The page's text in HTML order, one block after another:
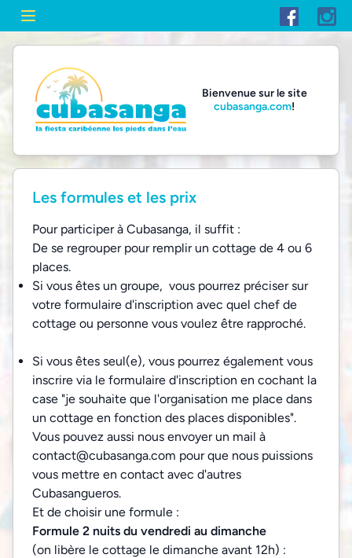
Bienvenue sur le site
cubasanga.com!
Les formules et les prix
Pour participer à Cubasanga, il suffit :
De se regrouper pour remplir un cottage de 4 ou 6
places.
Si vous êtes un groupe, vous pourrez préciser sur
votre formulaire d'inscription avec quel chef de
cottage ou personne vous voulez être rapproché.
Si vous êtes seul(e), vous pourrez également vous
inscrire via le formulaire d'inscription en cochant la
case "je souhaite que l'organisation me place dans
un cottage en fonction des places disponibles".
Vous pouvez aussi nous envoyer un mail à
contact@cubasanga.com pour que nous puissions
vous mettre en contact avec d'autres
Cubasangueros.
Et de choisir une formule :
Formule 2 nuits du vendredi au dimanche
(on libère le cottage le dimanche avant 12h) :